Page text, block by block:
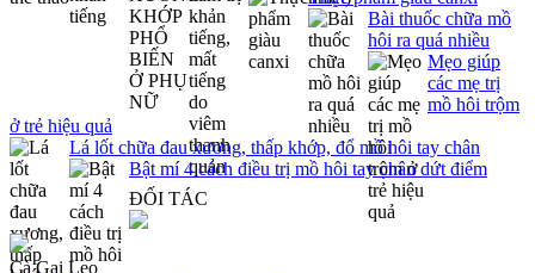
Bài thuốc chữa mồ
hôi ra quá nhiều
Mẹo giúp
các mẹ trị
mồ hôi trộm
ở trẻ hiệu quả
Lá lốt chữa đau xương, thấp khớp, đổ mồ hôi tay chân
Bật mí 4 cách điều trị mồ hôi tay chân dứt điểm
ĐỐI TÁC
Cà Gai Leo